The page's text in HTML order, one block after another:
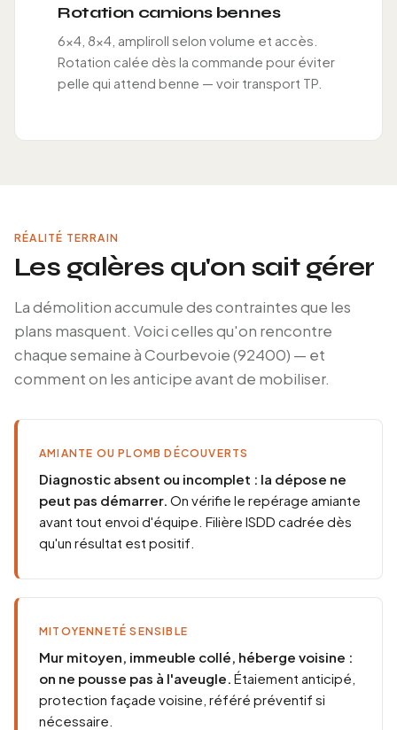
Rotation camions bennes
6×4, 8×4, ampliroll selon volume et accès.
Rotation calée dès la commande pour éviter
pelle qui attend benne — voir transport TP.
RÉALITÉ TERRAIN
Les galères qu'on sait gérer
La démolition accumule des contraintes que les
plans masquent. Voici celles qu'on rencontre
chaque semaine à Courbevoie (92400) — et
comment on les anticipe avant de mobiliser.
AMIANTE OU PLOMB DÉCOUVERTS
Diagnostic absent ou incomplet : la dépose ne
peut pas démarrer. On vérifie le repérage amiante
avant tout envoi d'équipe. Filière ISDD cadrée dès
qu'un résultat est positif.
MITOYENNETÉ SENSIBLE
Mur mitoyen, immeuble collé, héberge voisine :
on ne pousse pas à l'aveugle. Étaiement anticipé,
protection façade voisine, référé préventif si
nécessaire.